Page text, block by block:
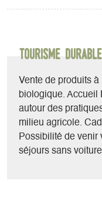
producteurs à
passerelles
Tourisme durable
Vente de produits
biologique. Accueil
autour des
milieu agricole.
Possibilité de venir
séjours sans